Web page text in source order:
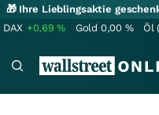
🎁 Ihre Lieblingsaktie
DAX +0,69% Gold 0,00 % Öl